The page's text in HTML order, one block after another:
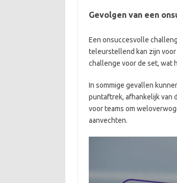
Gevolgen van een
Een onsuccesvolle
teleurstellend kan zijn voor
challenge voor de set, wat
In sommige gevallen
puntaftrek, afhankelijk van
voor teams om
aanvechten.